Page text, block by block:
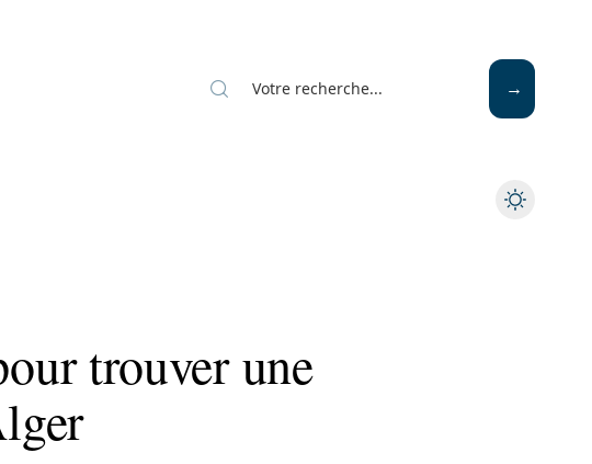
trouver une